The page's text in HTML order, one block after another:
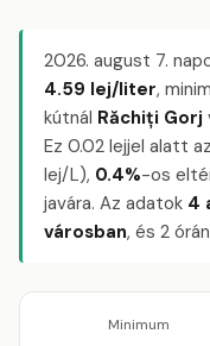
2026. august 7.
4.59 lej/liter,
kútnál Răchiți Gorj
Ez 0.02 lejjel alatt
lej/L), 0.4%-os
javára. Az adatok 4
városban, és 2
Minimum